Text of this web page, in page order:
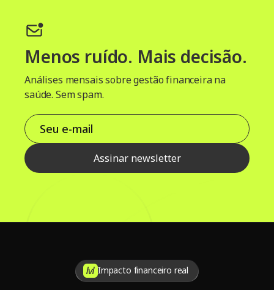
Menos ruído. Mais decisão.
Análises mensais sobre gestão financeira na
saúde. Sem spam.
Impacto financeiro real